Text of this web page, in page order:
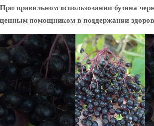
При правильном использовании бузина
ценным помощником в поддержании